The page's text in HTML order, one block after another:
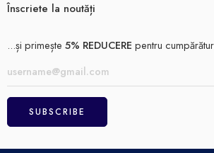
Înscriete la noutăți
...și primește 5% REDUCERE pentru